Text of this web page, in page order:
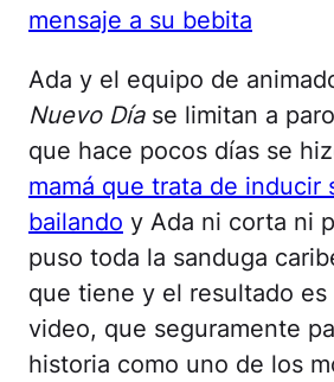
mensaje a su bebita
Ada y el equipo de
Nuevo Díase limitan a
que hace pocos días se
mamá que trata de inducir
bailando y Ada ni corta ni
puso toda la sanduga
que tiene y el resultado
video, que seguramente
historia como uno de los